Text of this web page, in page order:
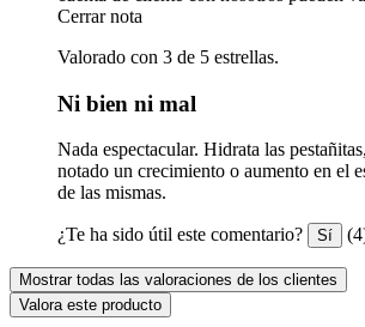
Cerrar nota
Valorado con 3 de 5 estrellas.
Ni bien ni mal
Nada espectacular. Hidrata las
notado un crecimiento o aumento en el
de las mismas.
¿Te ha sido útil este comentario? Sí
Mostrar todas las valoraciones de los clientes
Valora este producto